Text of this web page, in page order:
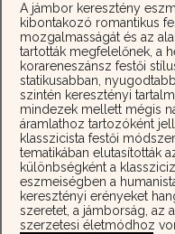
A jámbor keresztény
kibontakozó romantikus
mozgalmasságát és az
tartották megfelelőnek, a
korareneszánsz festői
statikusabban,
szintén keresztényi
mindezek mellett mégis
áramlathoz tartozóként
klasszicista festői
tematikában elutasították
különbségként a
eszmeiségben a
keresztényi erényeket
szeretet, a jámborság, az
szerzetesi életmódhoz